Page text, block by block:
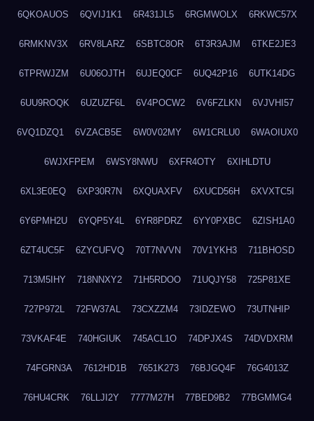
6QKOAUOS 6QVIJ1K1 6R431JL5 6RGMWOLX 6RKWC57X
6RMKNV3X 6RV8LARZ 6SBTC8OR 6T3R3AJM 6TKE2JE3
6TPRWJZM 6U06OJTH 6UJEQ0CF 6UQ42P16 6UTK14DG
6UU9ROQK 6UZUZF6L 6V4POCW2 6V6FZLKN 6VJVHI57
6VQ1DZQ1 6VZACB5E 6W0V02MY 6W1CRLU0 6WAOIUX0
6WJXFPEM 6WSY8NWU 6XFR4OTY 6XIHLDTU
6XL3E0EQ 6XP30R7N 6XQUAXFV 6XUCD56H 6XVXTC5I
6Y6PMH2U 6YQP5Y4L 6YR8PDRZ 6YY0PXBC 6ZISH1A0
6ZT4UC5F 6ZYCUFVQ 70T7NVVN 70V1YKH3 711BHOSD
713M5IHY 718NNXY2 71H5RDOO 71UQJY58 725P81XE
727P972L 72FW37AL 73CXZZM4 73IDZEWO 73UTNHIP
73VKAF4E 740HGIUK 745ACL1O 74DPJX4S 74DVDXRM
74FGRN3A 7612HD1B 7651K273 76BJGQ4F 76G4013Z
76HU4CRK 76LLJI2Y 7777M27H 77BED9B2 77BGMMG4